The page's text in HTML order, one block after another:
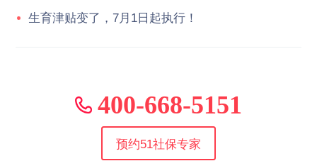
生育津贴变了，7月1日起执行！
400-668-5151
预约51社保专家